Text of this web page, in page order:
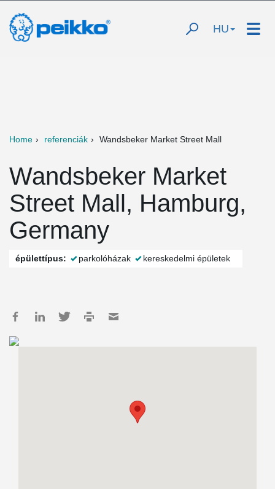
HU
Home referenciák Wandsbeker Market Street Mall
Wandsbeker Market
Street Mall, Hamburg,
Germany
épülettípus: parkolóházak kereskedelmi épületek